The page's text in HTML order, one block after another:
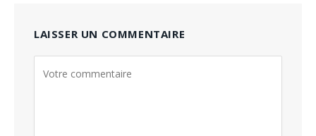
LAISSER UN COMMENTAIRE